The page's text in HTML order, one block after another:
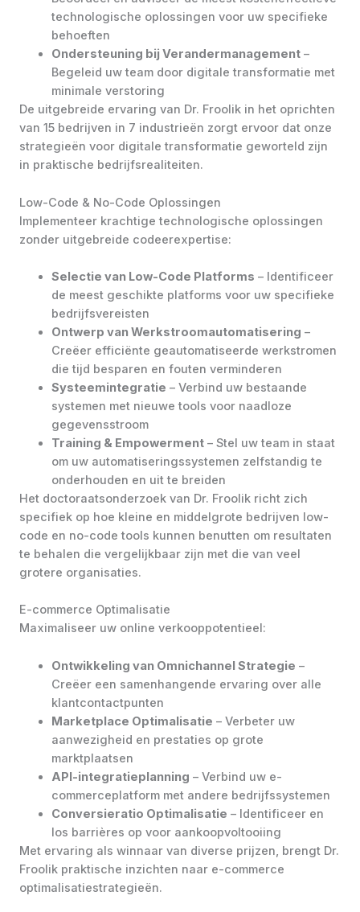
technologische oplossingen voor uw specifieke
behoeften
Ondersteuning bij Verandermanagement –
Begeleid uw team door digitale transformatie met
minimale verstoring
De uitgebreide ervaring van Dr. Froolik in het oprichten
van 15 bedrijven in 7 industrieën zorgt ervoor dat onze
strategieën voor digitale transformatie geworteld zijn
in praktische bedrijfsrealiteiten.
Low-Code & No-Code Oplossingen
Implementeer krachtige technologische oplossingen
zonder uitgebreide codeerexpertise:
Selectie van Low-Code Platforms – Identificeer
de meest geschikte platforms voor uw specifieke
bedrijfsvereisten
Ontwerp van Werkstroomautomatisering –
Creëer efficiënte geautomatiseerde werkstromen
die tijd besparen en fouten verminderen
Systeemintegratie – Verbind uw bestaande
systemen met nieuwe tools voor naadloze
gegevensstroom
Training & Empowerment – Stel uw team in staat
om uw automatiseringssystemen zelfstandig te
onderhouden en uit te breiden
Het doctoraatsonderzoek van Dr. Froolik richt zich
specifiek op hoe kleine en middelgrote bedrijven low-
code en no-code tools kunnen benutten om resultaten
te behalen die vergelijkbaar zijn met die van veel
grotere organisaties.
E-commerce Optimalisatie
Maximaliseer uw online verkooppotentieel:
Ontwikkeling van Omnichannel Strategie –
Creëer een samenhangende ervaring over alle
klantcontactpunten
Marketplace Optimalisatie – Verbeter uw
aanwezigheid en prestaties op grote
marktplaatsen
API-integratieplanning – Verbind uw e-
commerceplatform met andere bedrijfssystemen
Conversieratio Optimalisatie – Identificeer en
los barrières op voor aankoopvoltooiing
Met ervaring als winnaar van diverse prijzen, brengt Dr.
Froolik praktische inzichten naar e-commerce
optimalisatiestrategieën.